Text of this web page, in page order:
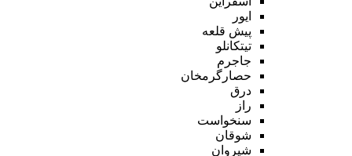
ایور
پیش قلعه
تیتکانلو
جاجرم
حصارگرمخان
درق
راز
سنخواست
شوقان
شیروان